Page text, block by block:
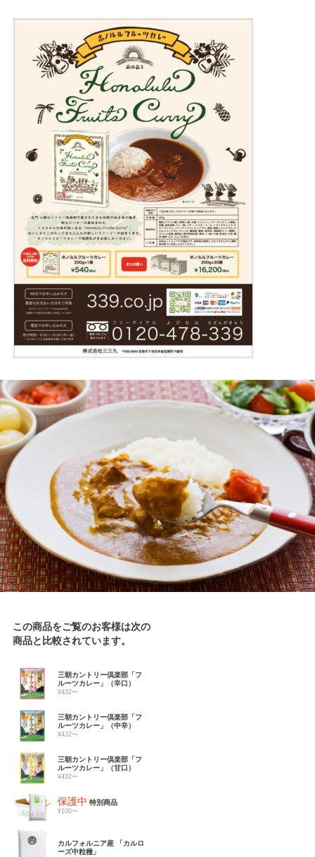
この商品をご覧のお客様は次の
商品と比較されています。
三朝カントリー倶楽部「フ
ルーツカレー」（辛口）
¥432〜
三朝カントリー倶楽部「フ
ルーツカレー」（中辛）
¥432〜
三朝カントリー倶楽部「フ
ルーツカレー」（甘口）
¥432〜
保護中 特別商品
¥100〜
カルフォルニア産 「カルロ
ーズ中粒種」